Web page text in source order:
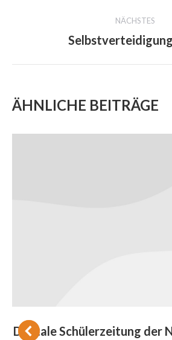
NÄCHSTES
Next
ÄHNLICHE BEITRÄGE
Digitale Schülerzeitung der